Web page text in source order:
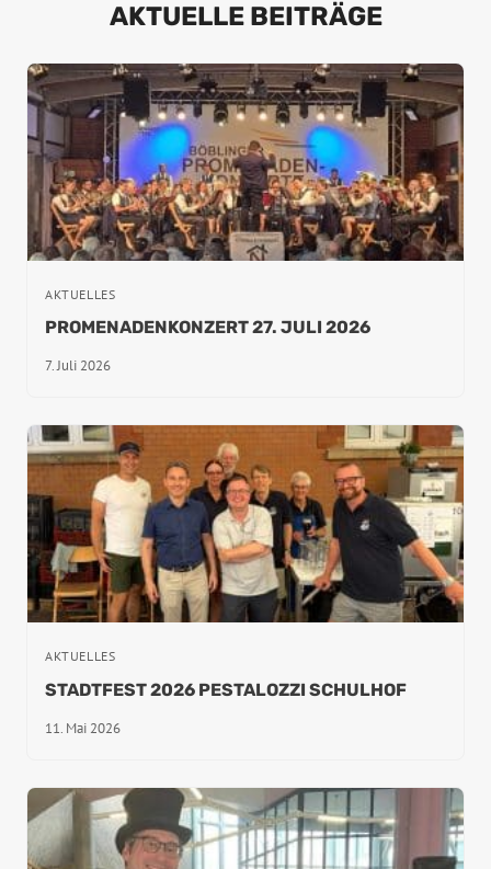
AKTUELLE BEITRÄGE
AKTUELLES
PROMENADENKONZERT 27. JULI 2026
7. Juli 2026
AKTUELLES
STADTFEST 2026 PESTALOZZI SCHULHOF
11. Mai 2026